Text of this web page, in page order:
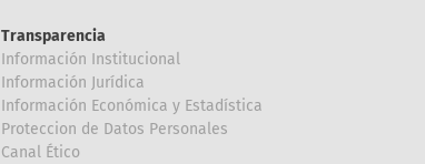
Transparencia
Información Institucional
Información Jurídica
Información Económica y Estadística
Proteccion de Datos Personales
Canal Ético